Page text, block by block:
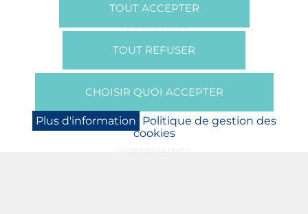
Bureaux
RÉFÉRENCES
SUR NOUS
Presse
BOOKING
NEWS
PARTENAIRES
TOUT ACCEPTER
TOUT REFUSER
CHOISIR QUOI ACCEPTER
Plus d'information Politique de gestion des
cookies